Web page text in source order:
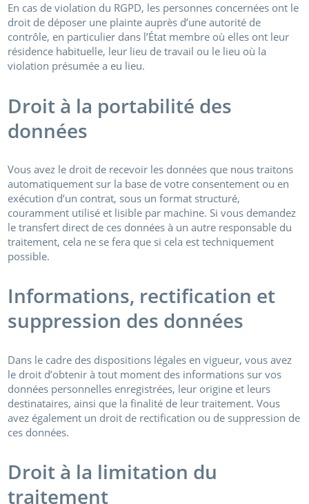
En cas de violation du RGPD, les personnes concernées ont le
droit de déposer une plainte auprès d’une autorité de
contrôle, en particulier dans l’État membre où elles ont leur
résidence habituelle, leur lieu de travail ou le lieu où la
violation présumée a eu lieu.
Droit à la portabilité des
données
Vous avez le droit de recevoir les données que nous traitons
automatiquement sur la base de votre consentement ou en
exécution d’un contrat, sous un format structuré,
couramment utilisé et lisible par machine. Si vous demandez
le transfert direct de ces données à un autre responsable du
traitement, cela ne se fera que si cela est techniquement
possible.
Informations, rectification et
suppression des données
Dans le cadre des dispositions légales en vigueur, vous avez
le droit d’obtenir à tout moment des informations sur vos
données personnelles enregistrées, leur origine et leurs
destinataires, ainsi que la finalité de leur traitement. Vous
avez également un droit de rectification ou de suppression de
ces données.
Droit à la limitation du
traitement